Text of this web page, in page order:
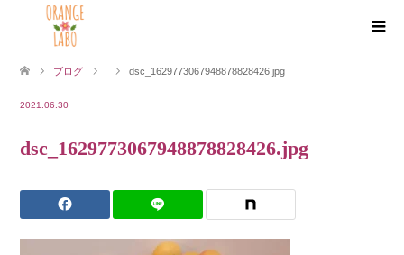
ブログ dsc_1629773067948878828426.jpg
2021.06.30
dsc_1629773067948878828426.jpg